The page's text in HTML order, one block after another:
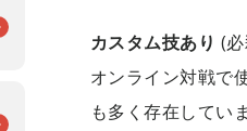
カスタム技あり (
オンライン対戦で
も多く存在してい